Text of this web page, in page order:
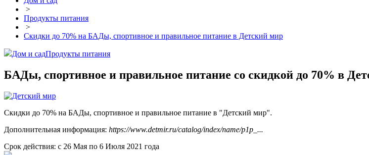
>
Продукты питания
>
Скидки до 70% на БАДы, спортивное и правильное питание в Детский мир
Дом и садПродукты питания
БАДы, спортивное и правильное питание со скидкой до 70% в
Скидки до 70% на БАДы, спортивное и правильное питание в "Детский мир".
Дополнительная информация: https://www.detmir.ru/catalog/index/name/p1p_...
Срок действия: с 26 Мая по 6 Июля 2021 года